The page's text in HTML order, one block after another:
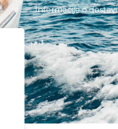
Informacije o dostavi